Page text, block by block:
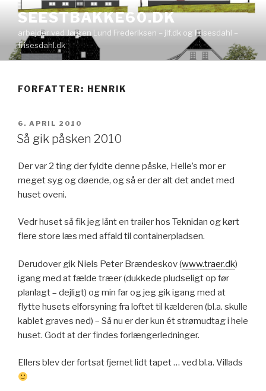
Videre
indhold
SEESTBAKKE60.DK
arbejder ved Jørgen Lund Frederiksen – jlf.dk og Frisesdahl –
frisesdahl.dk
FORFATTER: HENRIK
UDGIVET
DEN
6. APRIL 2010
Så gik påsken 2010
Der var 2 ting der fyldte denne påske, Helle’s mor er
meget syg og døende, og så er der alt det andet med
huset oveni.
Vedr huset så fik jeg lånt en trailer hos Teknidan og kørt
flere store læs med affald til containerpladsen.
Derudover gik Niels Peter Brændeskov (www.traer.dk)
igang med at fælde træer (dukkede pludseligt op før
planlagt – dejligt) og min far og jeg gik igang med at
flytte husets elforsyning fra loftet til kælderen (bl.a. skulle
kablet graves ned) – Så nu er der kun ét strømudtag i hele
huset. Godt at der findes forlængerledninger.
Ellers blev der fortsat fjernet lidt tapet … ved bl.a. Villads